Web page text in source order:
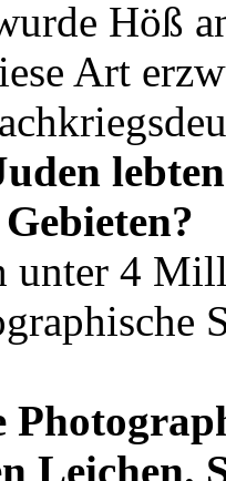
Höß
Art
unter 4
Leichen.